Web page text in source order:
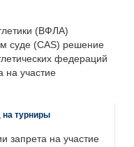
(ВФЛА)
суде (CAS) решение
федераций
на участие
на турниры
запрета на участие